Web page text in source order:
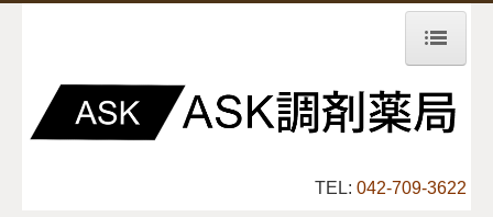
ホーム
店舗案内
TEL: 042-709-3622